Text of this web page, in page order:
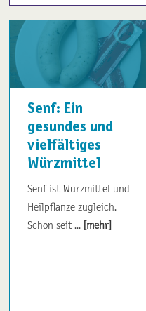
Senf: Ein
gesundes und
vielfältiges
Würzmittel
Senf ist Würzmittel und
Heilpflanze zugleich.
Schon seit ... [mehr]